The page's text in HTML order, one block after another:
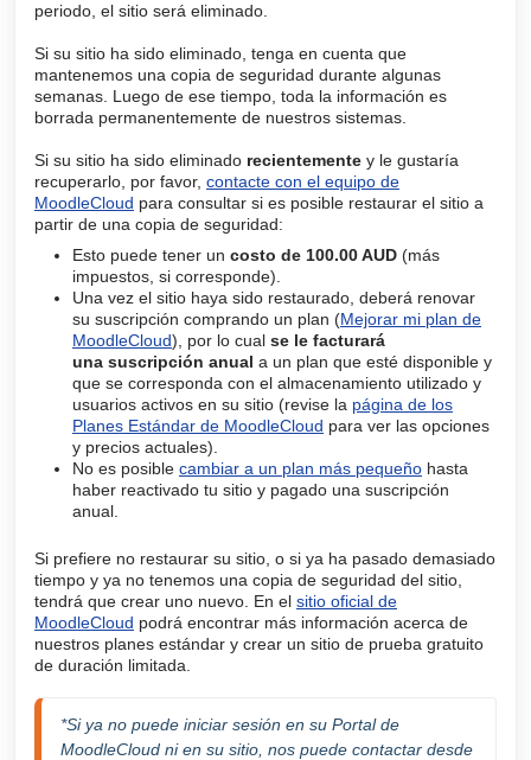
periodo, el sitio será eliminado.
Si su sitio ha sido eliminado, tenga en cuenta que
mantenemos una copia de seguridad durante algunas
semanas. Luego de ese tiempo, toda la información es
borrada permanentemente de nuestros sistemas.
Si su sitio ha sido eliminado recientemente y le gustaría
recuperarlo, por favor, contacte con el equipo de
MoodleCloud para consultar si es posible restaurar el sitio a
partir de una copia de seguridad:
Esto puede tener un costo de 100.00 AUD (más
impuestos, si corresponde).
Una vez el sitio haya sido restaurado, deberá renovar
su suscripción comprando un plan (Mejorar mi plan de
MoodleCloud), por lo cual se le facturará
una suscripción anual a un plan que esté disponible y
que se corresponda con el almacenamiento utilizado y
usuarios activos en su sitio (revise la página de los
Planes Estándar de MoodleCloud para ver las opciones
y precios actuales).
No es posible cambiar a un plan más pequeño hasta
haber reactivado tu sitio y pagado una suscripción
anual.
Si prefiere no restaurar su sitio, o si ya ha pasado demasiado
tiempo y ya no tenemos una copia de seguridad del sitio,
tendrá que crear uno nuevo. En el sitio oficial de
MoodleCloud podrá encontrar más información acerca de
nuestros planes estándar y crear un sitio de prueba gratuito
de duración limitada.
*Si ya no puede iniciar sesión en su Portal de
MoodleCloud ni en su sitio, nos puede contactar desde